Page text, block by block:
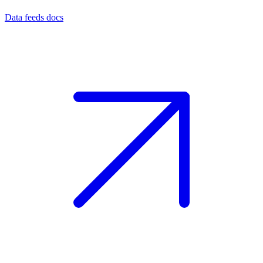
Data feeds docs